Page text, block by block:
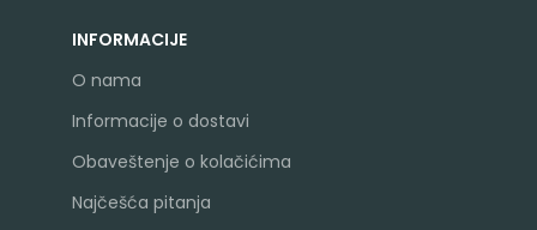
INFORMACIJE
O nama
Informacije o dostavi
Obaveštenje o kolačićima
Najčešća pitanja